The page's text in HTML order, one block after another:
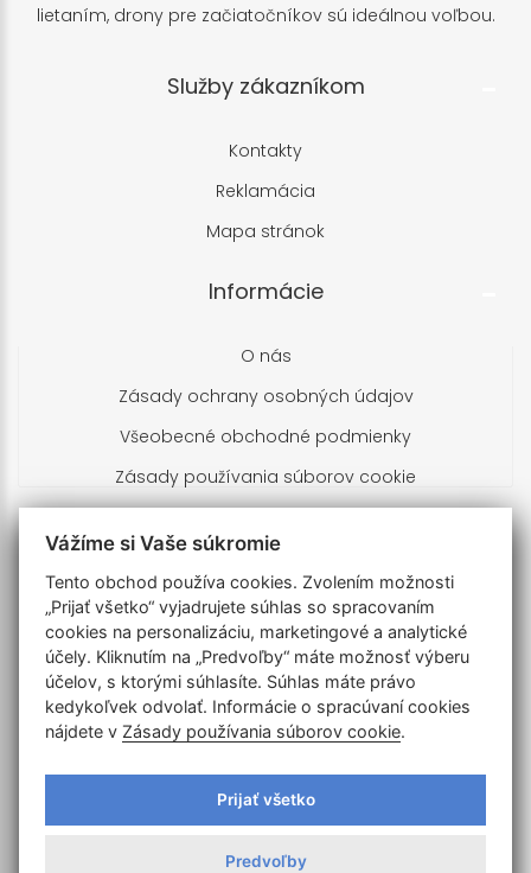
lietaním, drony pre začiatočníkov sú ideálnou voľbou.
Služby zákazníkom
Kontakty
Reklamácia
Mapa stránok
Informácie
O nás
Zásady ochrany osobných údajov
Všeobecné obchodné podmienky
Zásady používania súborov cookie
Kontakty
Branislav Brnula
Turčianska 673/19
900 28 Zálesie
Slovenská republika
IČO: 51203758 DIČ: 1024855733
+421905702197
V pracovné dni: 8:00 - 18:00
Vážíme si Vaše súkromie
Tento obchod používa cookies. Zvolením možnosti
„Prijať všetko“ vyjadrujete súhlas so spracovaním
cookies na personalizáciu, marketingové a analytické
účely. Kliknutím na „Predvoľby“ máte možnosť výberu
účelov, s ktorými súhlasíte. Súhlas máte právo
kedykoľvek odvolať. Informácie o spracúvaní cookies
nájdete v Zásady používania súborov cookie.
Prijať všetko
Predvoľby